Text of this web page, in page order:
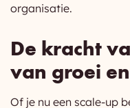
organisatie.
De kracht
van groei
Of je nu een scale-up